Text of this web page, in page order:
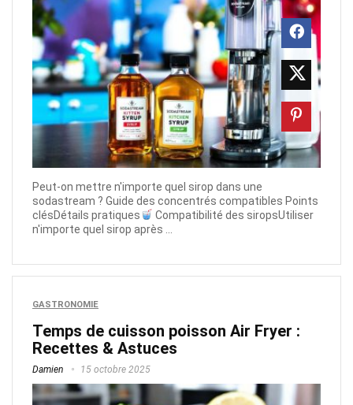
Peut-on mettre n'importe quel sirop dans une
sodastream ? Guide des concentrés compatibles Points
clésDétails pratiques
Compatibilité des siropsUtiliser
n'importe quel sirop après ...
GASTRONOMIE
Temps de cuisson poisson Air Fryer :
Recettes & Astuces
Damien 15 octobre 2025